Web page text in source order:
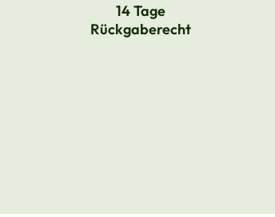
14 Tage
Rückgaberecht